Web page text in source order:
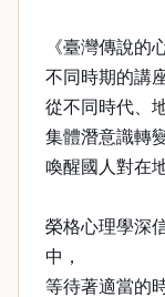
《臺灣傳說的
不同時期的講
從不同時代、
集體潛意識轉
喚醒國人對在
榮格心理學深
中，
等待著適當的